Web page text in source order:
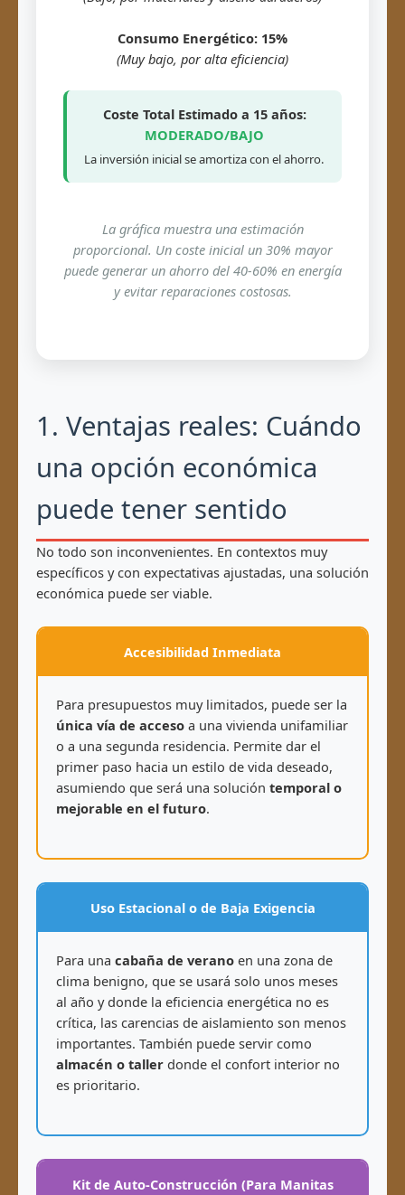
Consumo Energético: 15%
(Muy bajo, por alta eficiencia)
Coste Total Estimado a 15 años:
MODERADO/BAJO
La inversión inicial se amortiza con el ahorro.
La gráfica muestra una estimación
proporcional. Un coste inicial un 30% mayor
puede generar un ahorro del 40-60% en energía
y evitar reparaciones costosas.
1. Ventajas reales: Cuándo
una opción económica
puede tener sentido
No todo son inconvenientes. En contextos muy
específicos y con expectativas ajustadas, una solución
económica puede ser viable.
Accesibilidad Inmediata
Para presupuestos muy limitados, puede ser la
única vía de acceso a una vivienda unifamiliar
o a una segunda residencia. Permite dar el
primer paso hacia un estilo de vida deseado,
asumiendo que será una solución temporal o
mejorable en el futuro.
Uso Estacional o de Baja Exigencia
Para una cabaña de verano en una zona de
clima benigno, que se usará solo unos meses
al año y donde la eficiencia energética no es
crítica, las carencias de aislamiento son menos
importantes. También puede servir como
almacén o taller donde el confort interior no
es prioritario.
Kit de Auto-Construcción (Para Manitas